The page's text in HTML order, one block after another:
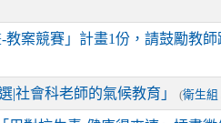
案競賽」計畫1份，請鼓勵教
|社會科老師的氣候教育」 (衛生組